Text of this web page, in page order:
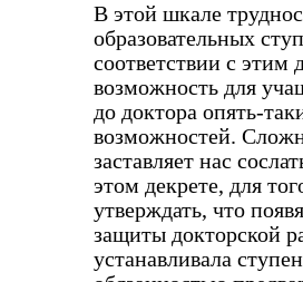
В этой шкале
образовательных
соответствии с этим
возможность для
до доктора опять-
возможностей.
заставляет нас
этом декрете, для
утверждать, что
защиты докторской
устанавливала